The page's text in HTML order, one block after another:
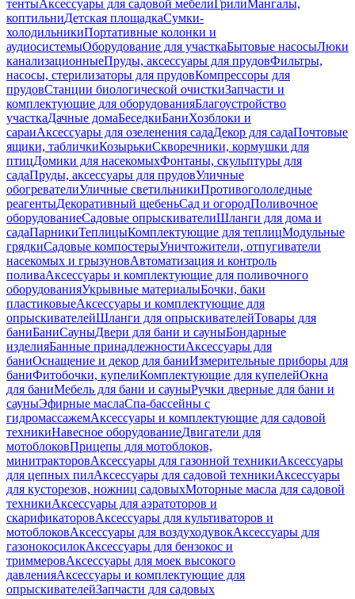
тентыАксессуары для садовой мебелиГрилиМангалы,
коптильниДетская площадкаСумки-
холодильникиПортативные колонки и
аудиосистемыОборудование для участкаБытовые насосыЛюки
канализационныеПруды, аксессуары для прудовФильтры,
насосы, стерилизаторы для прудовКомпрессоры для
прудовСтанции биологической очисткиЗапчасти и
комплектующие для оборудованияБлагоустройство
участкаДачные домаБеседкиБаниХозблоки и
сараиАксессуары для озеленения садаДекор для садаПочтовые
ящики, табличкиКозырькиСкворечники, кормушки для
птицДомики для насекомыхФонтаны, скульптуры для
садаПруды, аксессуары для прудовУличные
обогревателиУличные светильникиПротивогололедные
реагентыДекоративный щебеньСад и огородПоливочное
оборудованиеСадовые опрыскивателиШланги для дома и
садаПарникиТеплицыКомплектующие для теплицМодульные
грядкиСадовые компостерыУничтожители, отпугиватели
насекомых и грызуновАвтоматизация и контроль
поливаАксессуары и комплектующие для поливочного
оборудованияУкрывные материалыБочки, баки
пластиковыеАксессуары и комплектующие для
опрыскивателейШланги для опрыскивателейТовары для
баниБаниСауныДвери для бани и сауныБондарные
изделияБанные принадлежностиАксессуары для
баниОснащение и декор для баниИзмерительные приборы для
баниФитобочки, купелиКомплектующие для купелейОкна
для баниМебель для бани и сауныРучки дверные для бани и
сауныЭфирные маслаСпа-бассейны с
гидромассажемАксессуары и комплектующие для садовой
техникиНавесное оборудованиеДвигатели для
мотоблоковПрицепы для мотоблоков,
минитракторовАксессуары для газонной техникиАксессуары
для цепных пилАксессуары для садовой техникиАксессуары
для кусторезов, ножниц садовыхМоторные масла для садовой
техникиАксессуары для аэратоторов и
скарификаторовАксессуары для культиваторов и
мотоблоковАксессуары для воздуходувокАксессуары для
газонокосилокАксессуары для бензокос и
триммеровАксессуары для моек высокого
давленияАксессуары и комплектующие для
опрыскивателейЗапчасти для садовых